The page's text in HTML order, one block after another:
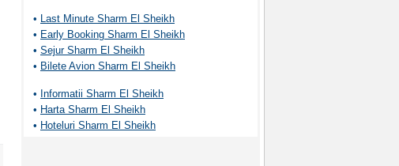
• Last Minute Sharm El Sheikh
• Early Booking Sharm El Sheikh
• Sejur Sharm El Sheikh
• Bilete Avion Sharm El Sheikh
• Informatii Sharm El Sheikh
• Harta Sharm El Sheikh
• Hoteluri Sharm El Sheikh